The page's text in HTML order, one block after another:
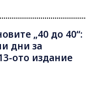
„40 до 40“:
дни за
ото издание